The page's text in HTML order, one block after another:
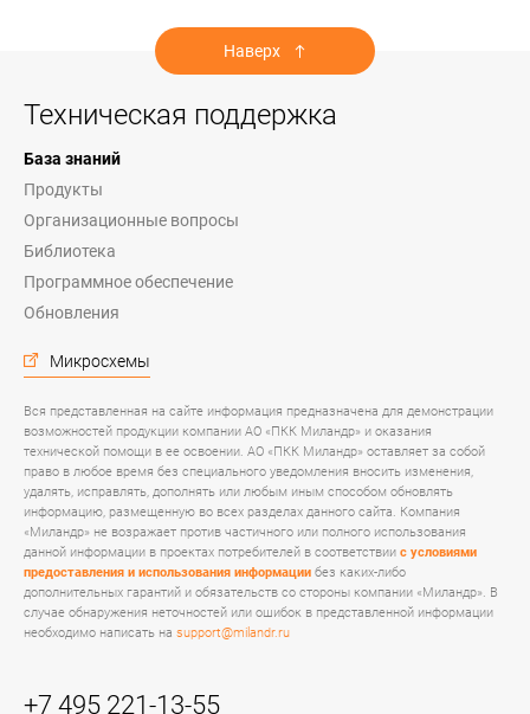
Наверх
Техническая поддержка
База знаний
Продукты
Организационные вопросы
Библиотека
Программное обеспечение
Обновления
Микросхемы
Вся представленная на сайте информация предназначена для демонстрации
возможностей продукции компании АО «ПКК Миландр» и оказания
технической помощи в ее освоении. АО «ПКК Миландр» оставляет за собой
право в любое время без специального уведомления вносить изменения,
удалять, исправлять, дополнять или любым иным способом обновлять
информацию, размещенную во всех разделах данного сайта. Компания
«Миландр» не возражает против частичного или полного использования
данной информации в проектах потребителей в соответствии с условиями
предоставления и использования информации без каких-либо
дополнительных гарантий и обязательств со стороны компании «Миландр». В
случае обнаружения неточностей или ошибок в представленной информации
необходимо написать на support@milandr.ru
+7 495 221-13-55